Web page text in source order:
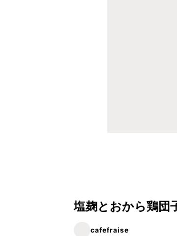
塩麹とおから鶏団
cafefraise